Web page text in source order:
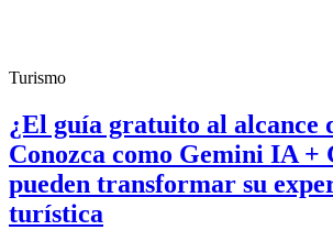
Turismo
¿El guía gratuito al alcance
Conozca como Gemini IA +
pueden transformar su
turística